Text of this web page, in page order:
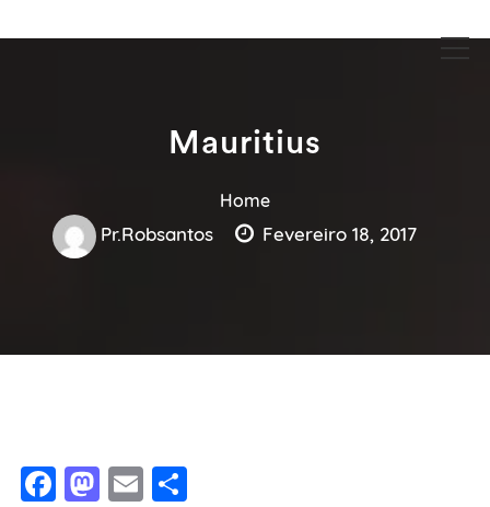
Guia Acesse encontre empresas
Mauritius
Home
Pr.robsantos Fevereiro 18, 2017
Facebook
Mastodon
Email